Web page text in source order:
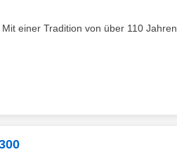
einer Tradition von über 110 Jahren